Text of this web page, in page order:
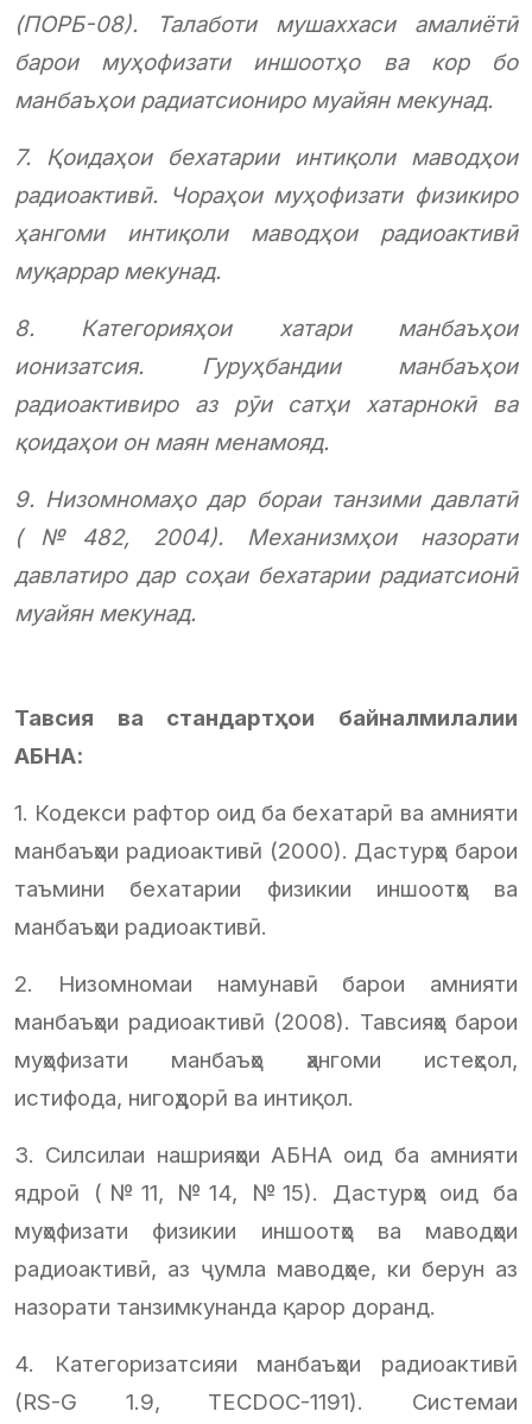
(ПОРБ-08). Талаботи мушаххаси амалиётӣ
барои муҳофизати иншоотҳо ва кор бо
манбаъҳои радиатсиониро муайян мекунад.
7. Қоидаҳои бехатарии интиқоли маводҳои
радиоактивӣ. Чораҳои муҳофизати физикиро
ҳангоми интиқоли маводҳои радиоактивӣ
муқаррар мекунад.
8. Категорияҳои хатари манбаъҳои
ионизатсия. Гуруҳбандии манбаъҳои
радиоактивиро аз рӯи сатҳи хатарнокӣ ва
қоидаҳои он маян менамояд.
9. Низомномаҳо дар бораи танзими давлатӣ
(№482, 2004). Механизмҳои назорати
давлатиро дар соҳаи бехатарии радиатсионӣ
муайян мекунад.
Тавсия ва стандартҳои байналмилалии
АБНА:
1. Кодекси рафтор оид ба бехатарӣ ва амнияти
манбаъҳои радиоактивӣ (2000). Дастурҳо барои
таъмини бехатарии физикии иншоотҳо ва
манбаъҳои радиоактивӣ.
2. Низомномаи намунавӣ барои амнияти
манбаъҳои радиоактивӣ (2008). Тавсияҳо барои
муҳофизати манбаъҳо ҳангоми истеҳсол,
истифода, нигоҳдорӣ ва интиқол.
3. Силсилаи нашрияҳои АБНА оид ба амнияти
ядроӣ (№11, №14, №15). Дастурҳо оид ба
муҳофизати физикии иншоотҳо ва маводҳои
радиоактивӣ, аз ҷумла маводҳое, ки берун аз
назорати танзимкунанда қарор доранд.
4. Категоризатсияи манбаъҳои радиоактивӣ
(RS-G 1.9, TECDOC-1191). Системаи